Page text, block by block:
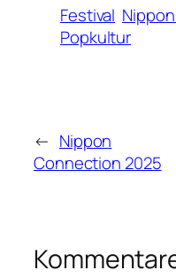
Festival
Popkultur
← Nippon
Connection 2025